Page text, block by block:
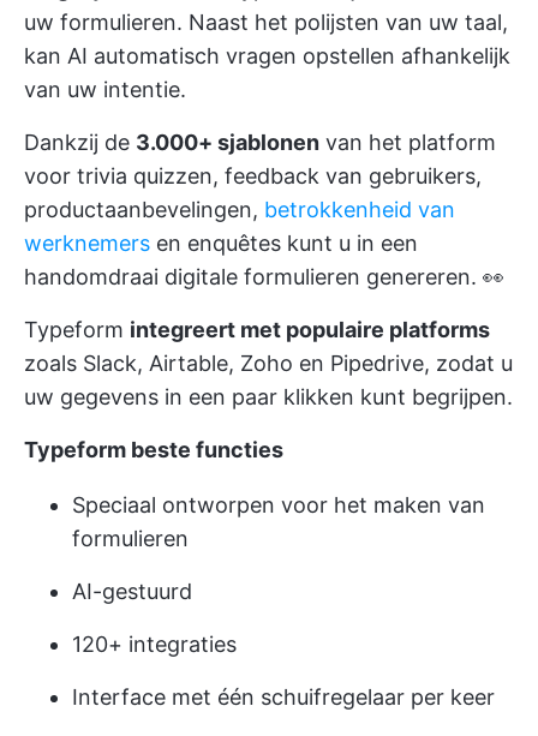
uw formulieren. Naast het polijsten van uw taal,
kan AI automatisch vragen opstellen afhankelijk
van uw intentie.
Dankzij de 3.000+ sjablonen van het platform
voor trivia quizzen, feedback van gebruikers,
productaanbevelingen, betrokkenheid van
werknemers en enquêtes kunt u in een
handomdraai digitale formulieren genereren. 👀
Typeform integreert met populaire platforms
zoals Slack, Airtable, Zoho en Pipedrive, zodat u
uw gegevens in een paar klikken kunt begrijpen.
Typeform beste functies
Speciaal ontworpen voor het maken van
formulieren
AI-gestuurd
120+ integraties
Interface met één schuifregelaar per keer